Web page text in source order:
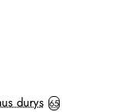
durys 65